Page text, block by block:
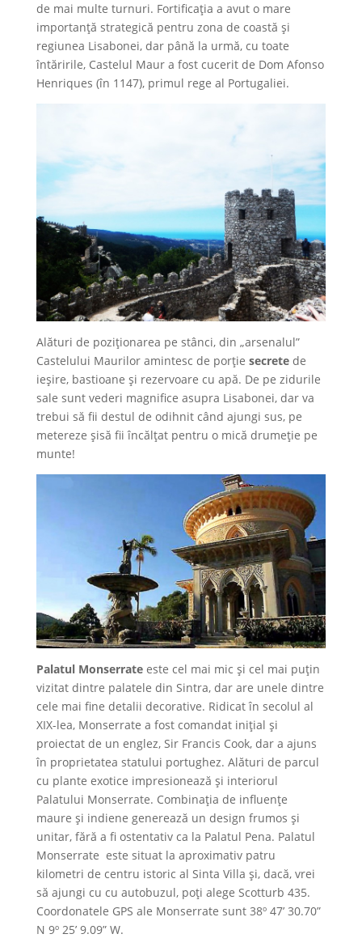
de mai multe turnuri. Fortificația a avut o mare
importanță strategică pentru zona de coastă și
regiunea Lisabonei, dar până la urmă, cu toate
întăririle, Castelul Maur a fost cucerit de Dom Afonso
Henriques (în 1147), primul rege al Portugaliei.
Alături de poziționarea pe stânci, din „arsenalul”
Castelului Maurilor amintesc de porție secretede
ieșire, bastioane și rezervoare cu apă. De pe zidurile
sale sunt vederi magnifice asupra Lisabonei, dar va
trebui să fii destul de odihnit când ajungi sus, pe
metereze șisă fii încălțat pentru o mică drumeție pe
munte!
Palatul Monserrateeste cel mai mic și cel mai puțin
vizitat dintre palatele din Sintra, dar are unele dintre
cele mai fine detalii decorative. Ridicat în secolul al
XIX-lea, Monserrate a fost comandat inițial și
proiectat de un englez, Sir Francis Cook, dar a ajuns
în proprietatea statului portughez. Alături de parcul
cu plante exotice impresionează și interiorul
Palatului Monserrate. Combinația de influențe
maure și indiene generează un design frumos și
unitar, fără a fi ostentativ ca la Palatul Pena. Palatul
Monserrate este situat la aproximativ patru
kilometri de centru istoric al Sinta Villa și, dacă, vrei
să ajungi cu cu autobuzul, poți alege Scotturb 435.
Coordonatele GPS ale Monserrate sunt 38º 47’ 30.70”
N 9º 25’ 9.09” W.